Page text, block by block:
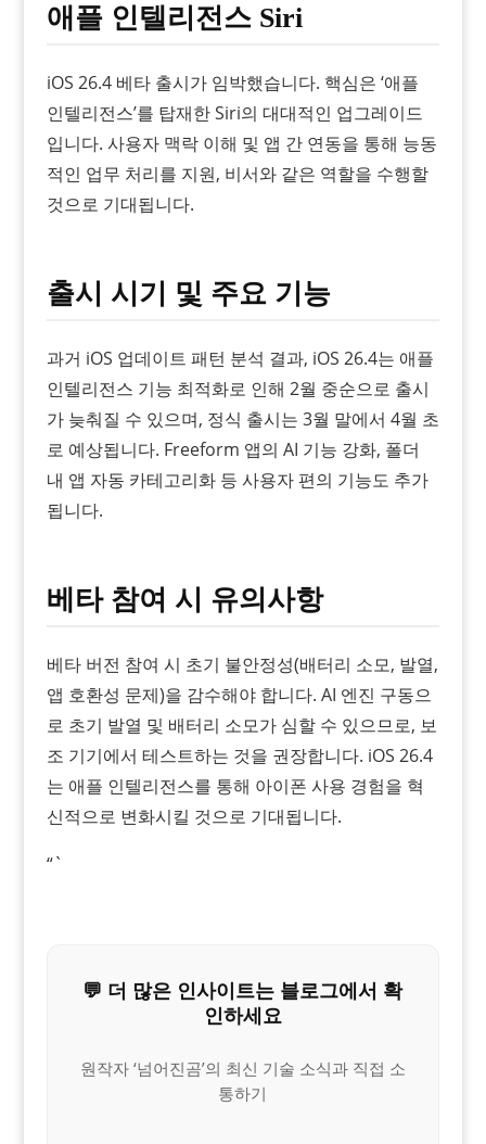
애플 인텔리전스 Siri
iOS 26.4 베타 출시가 임박했습니다. 핵심은 ‘애플
인텔리전스’를 탑재한 Siri의 대대적인 업그레이드
입니다. 사용자 맥락 이해 및 앱 간 연동을 통해 능동
적인 업무 처리를 지원, 비서와 같은 역할을 수행할
것으로 기대됩니다.
출시 시기 및 주요 기능
과거 iOS 업데이트 패턴 분석 결과, iOS 26.4는 애플
인텔리전스 기능 최적화로 인해 2월 중순으로 출시
가 늦춰질 수 있으며, 정식 출시는 3월 말에서 4월 초
로 예상됩니다. Freeform 앱의 AI 기능 강화, 폴더
내 앱 자동 카테고리화 등 사용자 편의 기능도 추가
됩니다.
베타 참여 시 유의사항
베타 버전 참여 시 초기 불안정성(배터리 소모, 발열,
앱 호환성 문제)을 감수해야 합니다. AI 엔진 구동으
로 초기 발열 및 배터리 소모가 심할 수 있으므로, 보
조 기기에서 테스트하는 것을 권장합니다. iOS 26.4
는 애플 인텔리전스를 통해 아이폰 사용 경험을 혁
신적으로 변화시킬 것으로 기대됩니다.
“`
💬 더 많은 인사이트는 블로그에서 확
인하세요
원작자 ‘넘어진곰’의 최신 기술 소식과 직접 소
통하기